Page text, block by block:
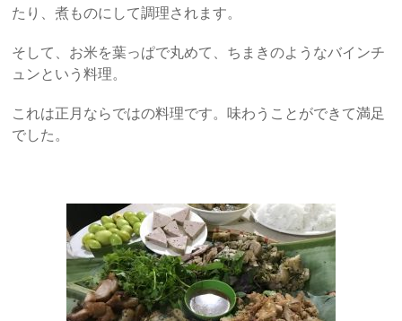
たり、煮ものにして調理されます。
そして、お米を葉っぱで丸めて、ちまきのようなバインチ
ュンという料理。
これは正月ならではの料理です。味わうことができて満足
でした。